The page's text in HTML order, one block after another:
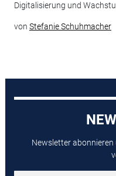
Digitalisierung und
von Stefanie Schuhmacher
Newsletter